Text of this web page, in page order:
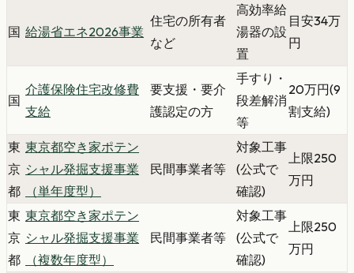
国 給湯省エネ2026事業
住宅の所有者
など
高効率給
湯器の設
置
目安34万
円
国
介護保険住宅改修費
支給
要支援・要介
護認定の方
手すり・
段差解消
等
20万円(9
割支給)
東
京
都
東京都空き家ポテン
シャル発掘支援事業
（単年度型）
民間事業者等
対象工事
(公式で
確認)
上限250
万円
東
京
都
東京都空き家ポテン
シャル発掘支援事業
（複数年度型）
民間事業者等
対象工事
(公式で
確認)
上限250
万円